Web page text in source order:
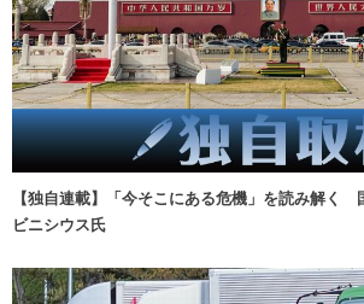
【独自連載】「今そこにある危機」を読み解く
ビニシウス氏